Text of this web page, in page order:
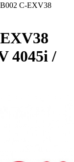
C-EXV38
4045i /